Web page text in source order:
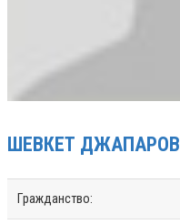
ШЕВКЕТ ДЖАПАРОВ
Гражданство: